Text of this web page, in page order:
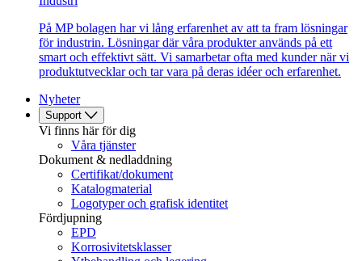
På MP bolagen har vi lång erfarenhet av att ta fram lösningar
för industrin. Lösningar där våra produkter används på ett
smart och effektivt sätt. Vi samarbetar ofta med kunder när vi
produktutvecklar och tar vara på deras idéer och erfarenhet.
Nyheter
Support
Vi finns här för dig
Våra tjänster
Dokument & nedladdning
Certifikat/dokument
Katalogmaterial
Logotyper och grafisk identitet
Fördjupning
EPD
Korrosivitetsklasser